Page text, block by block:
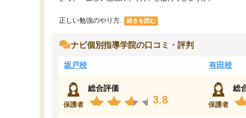
正しい勉強のやり方... 続きを読む
ナビ個別指導学院の口コミ・評判
坂戸校
保護者
総合評価
3.8
有田校
保護者
総